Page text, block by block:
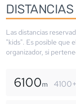
DISTANCIAS
Las distancias
"kids". Es posible que
organizador, si
6100m